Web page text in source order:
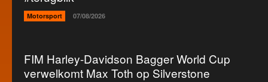
Motorsport 07/08/2026
FIM Harley-Davidson Bagger World Cup
verwelkomt Max Toth op Silverstone